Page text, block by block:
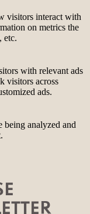
visitors interact with
on metrics the
etc.
with relevant ads
visitors across
ads.
being analyzed and